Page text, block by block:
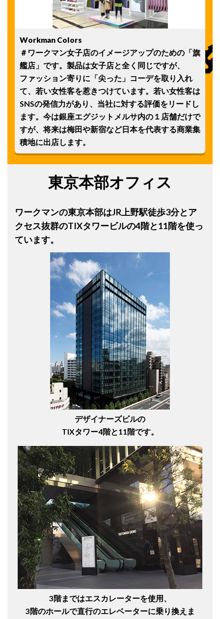
Workman Colors
＃ワークマン女子店のイメージアップのための「旗
艦店」です。製品は女子店と全く同じですが、
ファッション寄りに「尖った」コーデを取り入れ
て、若い女性客を惹きつけています。若い女性客は
SNSの発信力があり、当社に対する評価をリードし
ます。今は銀座エグジットメルサ内の１店舗だけで
すが、将来は梅田や新宿など日本を代表する商業集
積地に出店します。
東京本部オフィス
ワークマンの東京本部はJR上野駅徒歩3分とア
クセス抜群のTIXタワービルの4階と11階を使っ
ています。
デザイナーズビルの
TIXタワー4階と11階です。
3階まではエスカレーターを使用、
3階のホールで直行のエレベーターに乗り換えま